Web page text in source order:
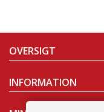
OVERSIGT
INFORMATION